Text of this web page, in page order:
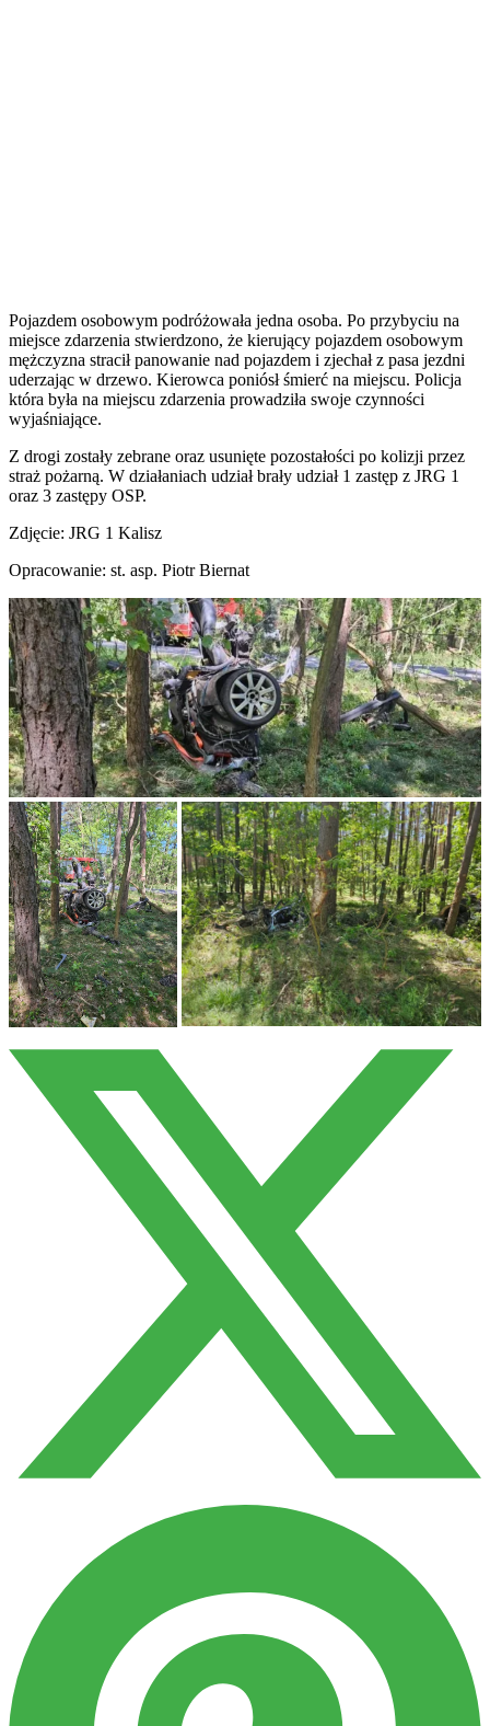
Pojazdem osobowym podróżowała jedna osoba. Po przybyciu na
miejsce zdarzenia stwierdzono, że kierujący pojazdem osobowym
mężczyzna stracił panowanie nad pojazdem i zjechał z pasa jezdni
uderzając w drzewo. Kierowca poniósł śmierć na miejscu. Policja
która była na miejscu zdarzenia prowadziła swoje czynności
wyjaśniające.
Z drogi zostały zebrane oraz usunięte pozostałości po kolizji przez
straż pożarną. W działaniach udział brały udział 1 zastęp z JRG 1
oraz 3 zastępy OSP.
Zdjęcie: JRG 1 Kalisz
Opracowanie: st. asp. Piotr Biernat